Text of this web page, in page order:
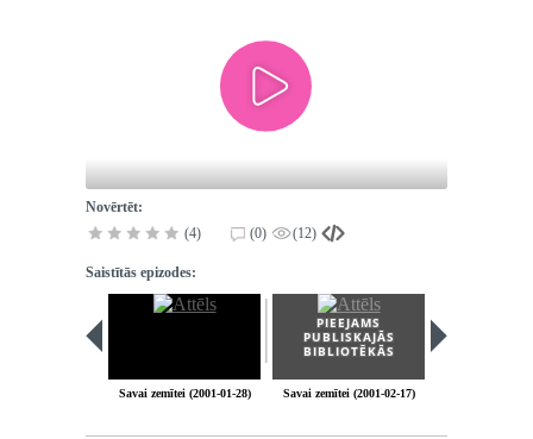
Novērtēt:
(4)
(0) (12)
Saistītās epizodes:
Savai zemītei (2001-01-28)
PIEEJAMS
PUBLISKAJĀS
BIBLIOTĒKĀS
Savai zemītei (2001-02-17)